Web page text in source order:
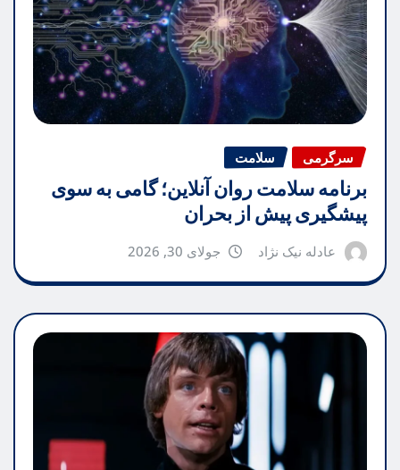
سرگرمی سلامت
برنامه سلامت روان آنلاین؛ گامی به سوی
پیشگیری پیش از بحران
عادله نیک نژاد جولای 30, 2026